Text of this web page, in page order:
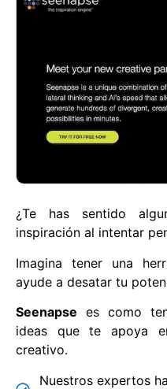
¿Te has sentido
inspiración al intentar
Imagina tener una
ayude a desatar tu
Seenapse es como
ideas que te apoya
creativo.
Nuestros expertos